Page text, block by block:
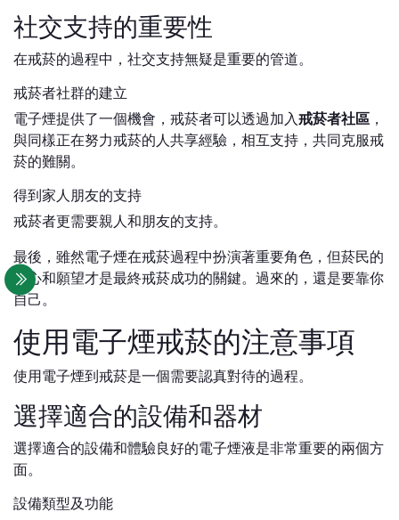
社交支持的重要性
在戒菸的過程中，社交支持無疑是重要的管道。
戒菸者社群的建立
電子煙提供了一個機會，戒菸者可以透過加入戒菸者社區 ，
與同樣正在努力戒菸的人共享經驗，相互支持，共同克服戒
菸的難關。
得到家人朋友的支持
戒菸者更需要親人和朋友的支持。
最後，雖然電子煙在戒菸過程中扮演著重要角色，但菸民的
決心和願望才是最終戒菸成功的關鍵。過來的，還是要靠你
自己。
使用電子煙戒菸的注意事項
使用電子煙到戒菸是一個需要認真對待的過程。
選擇適合的設備和器材
選擇適合的設備和體驗良好的電子煙液是非常重要的兩個方
面。
設備類型及功能